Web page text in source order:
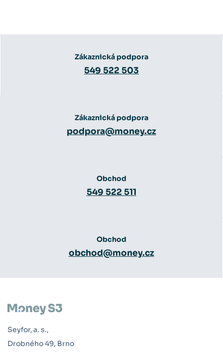
Zákaznická podpora
549 522 503
Zákaznická podpora
podpora@money.cz
Obchod
549 522 511
Obchod
obchod@money.cz
Seyfor, a. s.,
Drobného 49, Brno